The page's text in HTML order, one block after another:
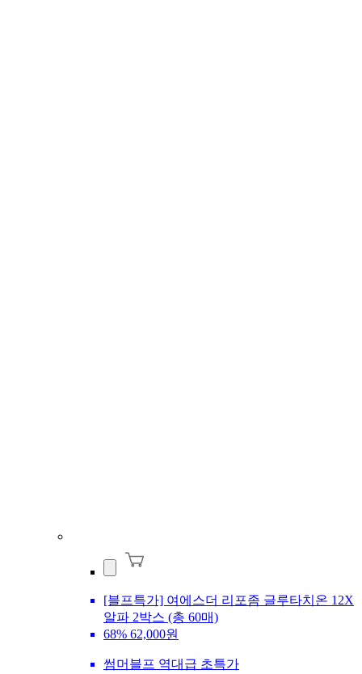
[블프특가] 여에스더 리포좀 글루타치온 12X
알파 2박스 (총 60매)
68% 62,000원
썸머블프 역대급 초특가